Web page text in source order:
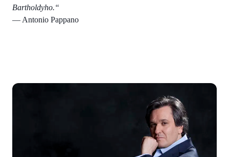
Bartholdyho.“
— Antonio Pappano